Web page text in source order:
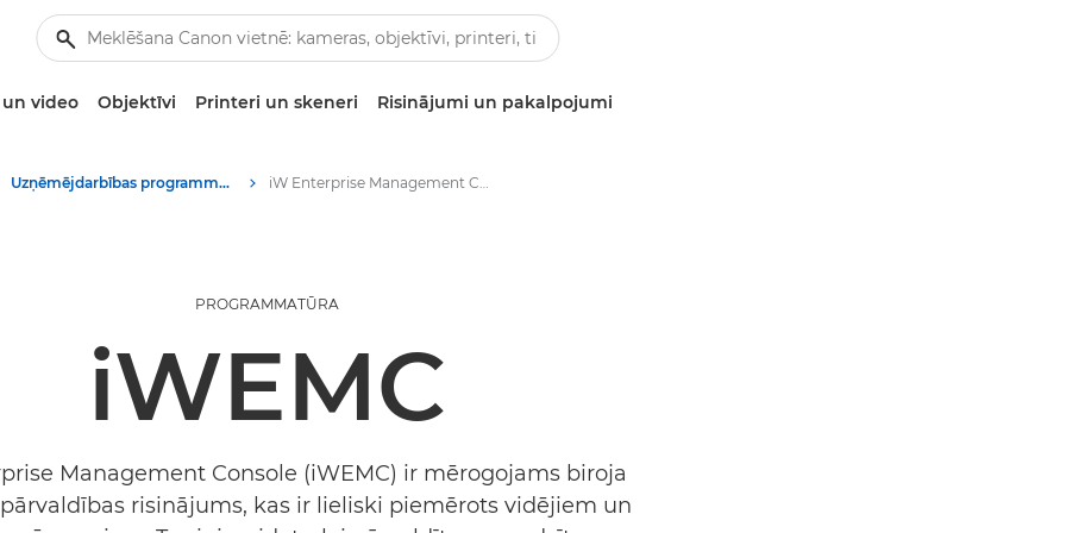
video Objektīvi Printeri un skeneri Risinājumi un pakalpojumi
Uzņēmējdarbības programmatūra iW Enterprise Management Console (iWEMC)
PROGRAMMATŪRA
iWEMC
Management Console (iWEMC) ir mērogojams biroja
risinājums, kas ir lieliski piemērots vidējiem un